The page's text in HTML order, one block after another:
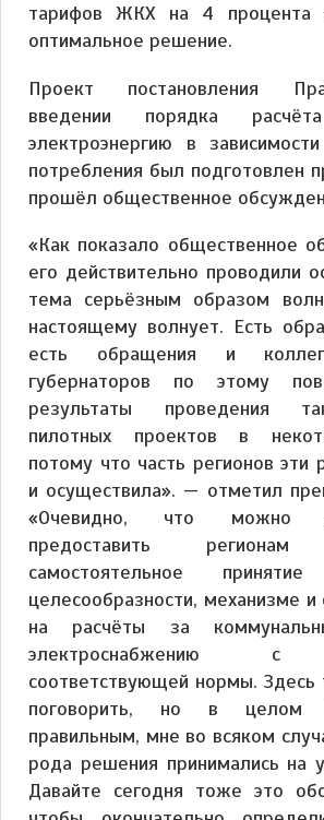
тарифов ЖКХ на 4
оптимальное решение.
Проект постановления
введении порядка
электроэнергию в
потребления был подготовлен
прошёл общественное
«Как показало общественное
его действительно проводили
тема серьёзным образом
настоящему волнует. Есть
есть обращения и
губернаторов по этому
результаты проведения
пилотных проектов в
потому что часть регионов эти
и осуществила». — отметил
«Очевидно, что можно
предоставить
самостоятельное
целесообразности, механизме и
на расчёты за
электроснабжению с
соответствующей нормы.
поговорить, но в целом
правильным, мне во всяком
рода решения принимались на
Давайте сегодня тоже это